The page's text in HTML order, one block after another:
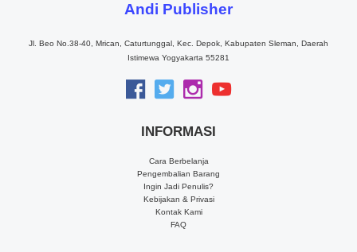
Andi Publisher
Jl. Beo No.38-40, Mrican, Caturtunggal, Kec. Depok, Kabupaten Sleman, Daerah
Istimewa Yogyakarta 55281
INFORMASI
Cara Berbelanja
Pengembalian Barang
Ingin Jadi Penulis?
Kebijakan & Privasi
Kontak Kami
FAQ